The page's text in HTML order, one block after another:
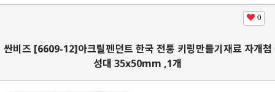
0
싼비즈 [6609-12]아크릴펜던트 한국 전통 키링만들기재료 자개첨
성대 35x50mm ,1개